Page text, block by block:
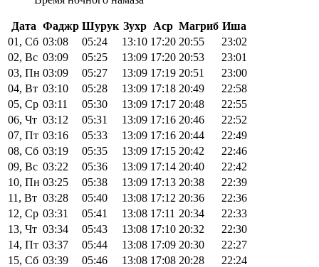
Дата Фаджр Шурук Зухр Аср Магриб Иша
01, Сб 03:08 05:24 13:10 17:20 20:55
23:02
02, Вс 03:09 05:25 13:09 17:20 20:53
23:01
03, Пн 03:09 05:27 13:09 17:19 20:51
23:00
04, Вт 03:10 05:28 13:09 17:18 20:49
22:58
05, Ср 03:11 05:30 13:09 17:17 20:48
22:55
06, Чт 03:12 05:31 13:09 17:16 20:46
22:52
07, Пт 03:16 05:33 13:09 17:16 20:44
22:49
08, Сб 03:19 05:35 13:09 17:15 20:42
22:46
09, Вс 03:22 05:36 13:09 17:14 20:40
22:42
10, Пн 03:25 05:38 13:09 17:13 20:38
22:39
11, Вт 03:28 05:40 13:08 17:12 20:36
22:36
12, Ср 03:31 05:41 13:08 17:11 20:34
22:33
13, Чт 03:34 05:43 13:08 17:10 20:32
22:30
14, Пт 03:37 05:44 13:08 17:09 20:30
22:27
15, Сб 03:39 05:46 13:08 17:08 20:28
22:24